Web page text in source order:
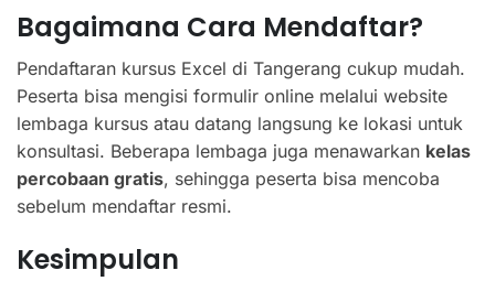
Bagaimana Cara Mendaftar?
Pendaftaran kursus Excel di Tangerang cukup mudah.
Peserta bisa mengisi formulir online melalui website
lembaga kursus atau datang langsung ke lokasi untuk
konsultasi. Beberapa lembaga juga menawarkan kelas
percobaan gratis, sehingga peserta bisa mencoba
sebelum mendaftar resmi.
Kesimpulan